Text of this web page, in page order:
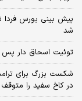
شد
توئیت اسحاق دار پس
شکست بزرگ برای
در کاخ سفید را متوقف